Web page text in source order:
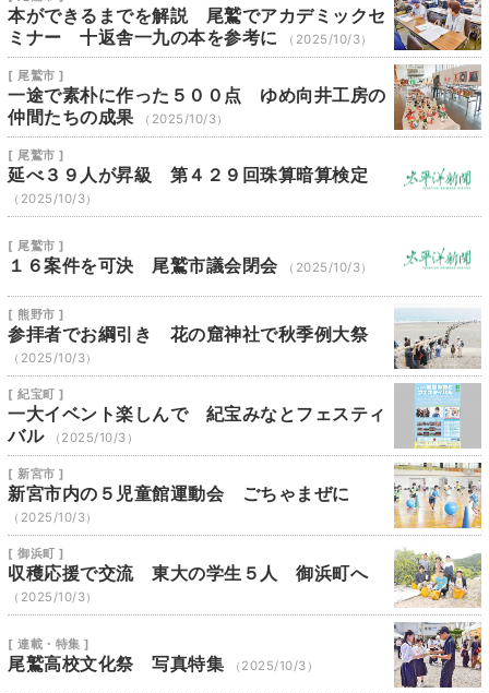
本ができるまでを解説 尾鷲でアカデミックセ
ミナー 十返舎一九の本を参考に
（2025/10/3）
[ 尾鷲市 ]
一途で素朴に作った５００点 ゆめ向井工房の
仲間たちの成果
（2025/10/3）
[ 尾鷲市 ]
延べ３９人が昇級 第４２９回珠算暗算検定
（2025/10/3）
[ 尾鷲市 ]
１６案件を可決 尾鷲市議会閉会 （2025/10/3）
[ 熊野市 ]
参拝者でお綱引き 花の窟神社で秋季例大祭
（2025/10/3）
[ 紀宝町 ]
一大イベント楽しんで 紀宝みなとフェスティ
バル
（2025/10/3）
[ 新宮市 ]
新宮市内の５児童館運動会 ごちゃまぜに
（2025/10/3）
[ 御浜町 ]
収穫応援で交流 東大の学生５人 御浜町へ
（2025/10/3）
[ 連載・特集 ]
尾鷲高校文化祭 写真特集 （2025/10/3）